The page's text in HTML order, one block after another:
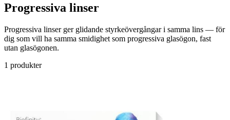
Progressiva linser
Progressiva linser ger glidande styrkeövergångar i samma lins — för
dig som vill ha samma smidighet som progressiva glasögon, fast
utan glasögonen.
1 produkter